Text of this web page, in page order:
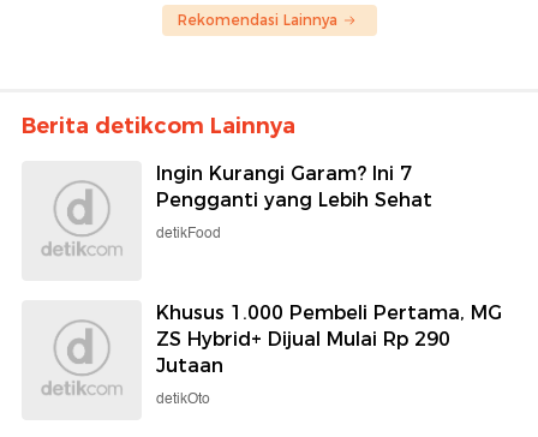
Rekomendasi Lainnya
Berita detikcom Lainnya
Ingin Kurangi Garam? Ini 7
Pengganti yang Lebih Sehat
detikFood
Khusus 1.000 Pembeli Pertama, MG
ZS Hybrid+ Dijual Mulai Rp 290
Jutaan
detikOto